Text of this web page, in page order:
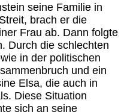
seine Familie in
brach er die
Frau ab. Dann folgte
Durch die schlechten
in der politischen
und ein
Elsa, die auch in
Diese Situation
sich an seine